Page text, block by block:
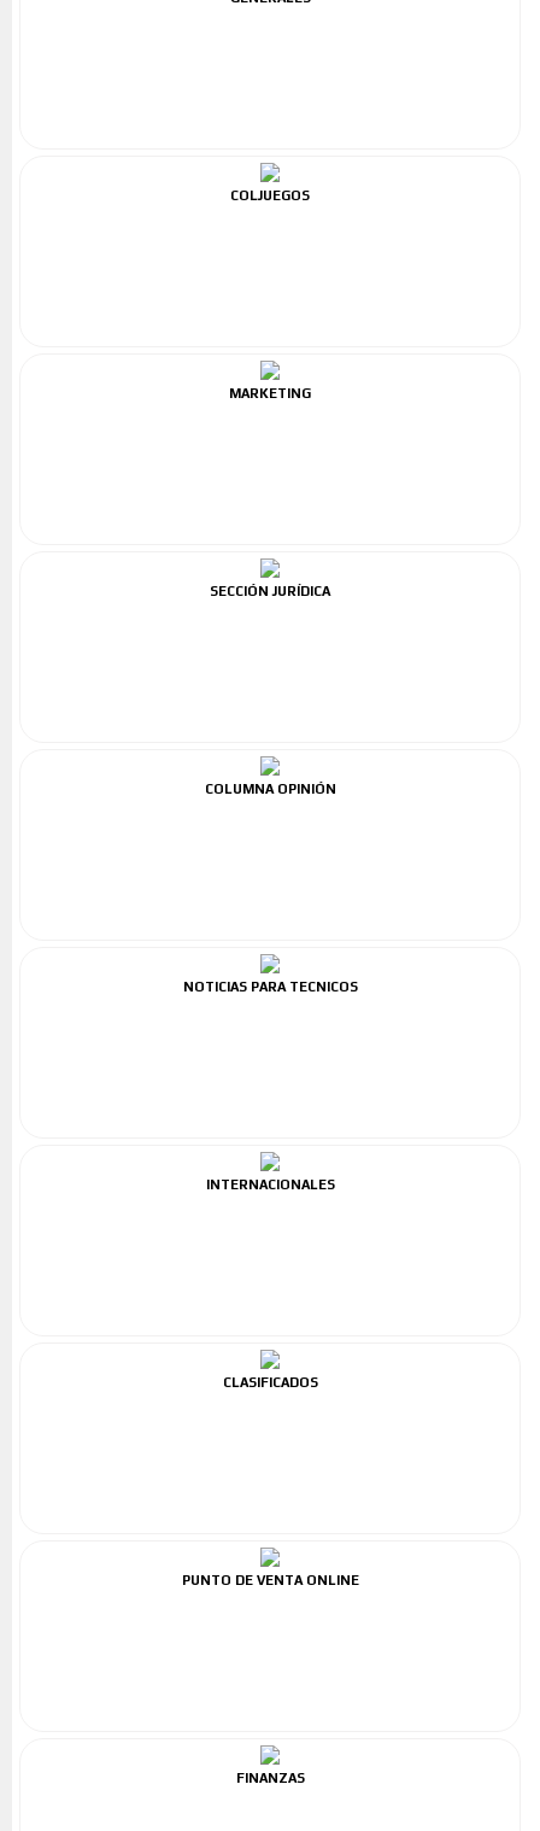
COLJUEGOS
MARKETING
SECCIÓN JURÍDICA
COLUMNA OPINIÓN
NOTICIAS PARA TECNICOS
INTERNACIONALES
CLASIFICADOS
PUNTO DE VENTA ONLINE
FINANZAS